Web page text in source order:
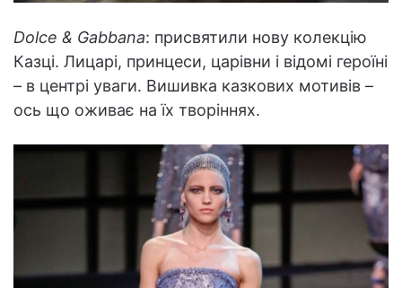
Dolce & Gabbana: присвятили нову колекцію
Казці. Лицарі, принцеси, царівни і відомі героїні
– в центрі уваги. Вишивка казкових мотивів –
ось що оживає на їх творіннях.